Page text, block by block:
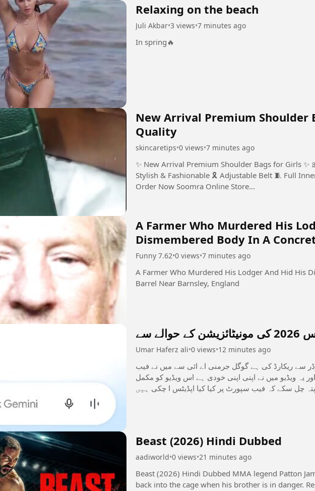
Relaxing on the beach
Juli Akbar•3 views•7 minutes ago
In spring🔥
New Arrival Premium Shoulder Bags
Quality
skincaretips•0 views•7 minutes ago
✨ New Arrival Premium Shoulder Bags for Girls ✨ 🎀 Premium Quality 📱 Easily Fits Mobile 👜
Stylish & Fashionable 🎗️ Adjustable Belt 🧵 Full Inner Lining 📏
Order Now Soomra Online Store...
A Farmer Who Murdered His
Dismembered Body In A
Barnsley, England
Funny 7.62•0 views•7 minutes ago
A Farmer Who Murdered His Lodger And Hid His
Barrel Near Barnsley, England
سے
Umar Haferz ali•0 views•12 minutes ago
سے ریکارڈ کی ہے گوگل جرمنی اے ائی سے میں نے فیب
یہ ویڈیو میں نے اپنی اپنی خودی ہے اس ویڈیو کو مکمل
چل سکے کہ فیب سپورٹ پر کیا کیا اپڈیٹس ا چکی ہیں
Beast (2026) Hindi Dubbed
aadiworld•0 views•21 minutes ago
Beast (2026) Hindi Dubbed MMA legend Patton James, now a commercial fisherman, is pulled
back into the cage when his brother is in danger.